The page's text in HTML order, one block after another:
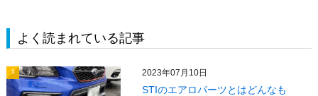
よく読まれている記事
1 2023年07月10日
STIのエアロパーツとはどんなも